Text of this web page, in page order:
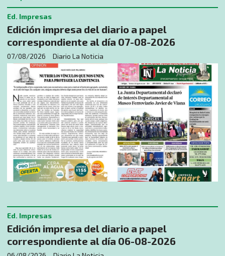
Edición impresa del diario a papel
correspondiente al día 07-08-2026
Diario La Noticia
Ed. Impresas
07/08/2026
Edición impresa del diario a papel
correspondiente al día 06-08-2026
Ed. Impresas